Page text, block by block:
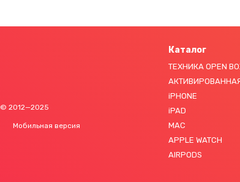
© 2012—2025
Мобильная версия
Каталог
ТЕХНИКА OPEN
iPHONE
iPAD
MAC
APPLE WATCH
AIRPODS